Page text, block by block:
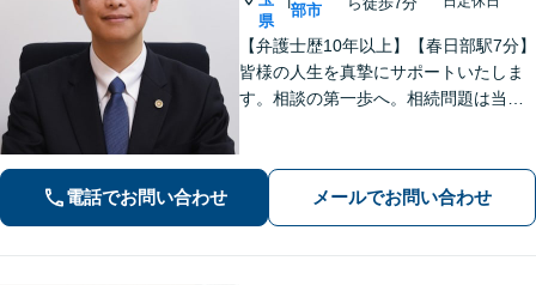
県
部市
【弁護士歴10年以上】【春日部駅7分】
皆様の人生を真摯にサポートいたしま
す。相談の第一歩へ。相続問題は当事
の取り扱い経験があります。【当日・
土日祝日・夜間・応相談対応可能】
電話でお問い合わせ メールでお問い合わせ